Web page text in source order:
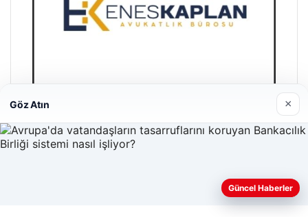
Web sitemizi nasıl kullandığınızı daha iyi anlayabilmek,
Göz Atın ×
Güncel Haberler